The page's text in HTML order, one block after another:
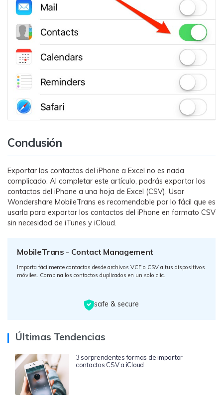
Conclusión
Exportar los contactos del iPhone a Excel no es nada
complicado. Al completar este artículo, podrás exportar los
contactos del iPhone a una hoja de Excel (CSV). Usar
Wondershare MobileTrans es recomendable por lo fácil que es
usarla para exportar los contactos del iPhone en formato CSV
sin necesidad de iTunes y iCloud.
MobileTrans - Contact Management
Importa fácilmente contactos desde archivos VCF o CSV a tus dispositivos
móviles. Combina los contactos duplicados en un solo clic.
safe & secure
Últimas Tendencias
3 sorprendentes formas de importar
contactos CSV a iCloud